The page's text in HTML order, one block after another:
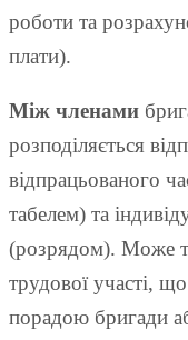
роботи та
плати).
Між членами
розподіляється
відпрацьованого
табелем) та
(розрядом). Може
трудової участі,
порадою бригади